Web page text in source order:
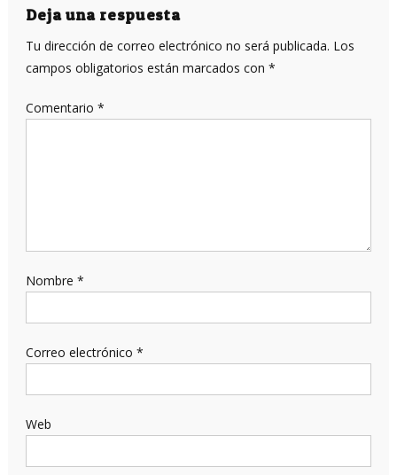
entradas
Deja una respuesta
Tu dirección de correo electrónico no será publicada. Los
campos obligatorios están marcados con *
Comentario *
Nombre *
Correo electrónico *
Web